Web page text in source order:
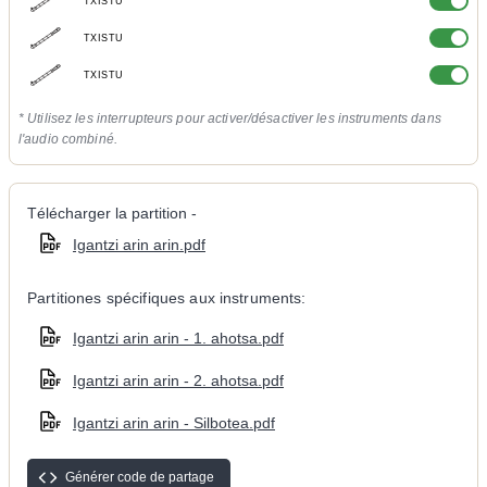
TXISTU
TXISTU
* Utilisez les interrupteurs pour activer/désactiver les instruments dans
l'audio combiné.
Télécharger la partition -
Igantzi arin arin.pdf
Partitiones spécifiques aux instruments:
Igantzi arin arin - 1. ahotsa.pdf
Igantzi arin arin - 2. ahotsa.pdf
Igantzi arin arin - Silbotea.pdf
Générer code de partage